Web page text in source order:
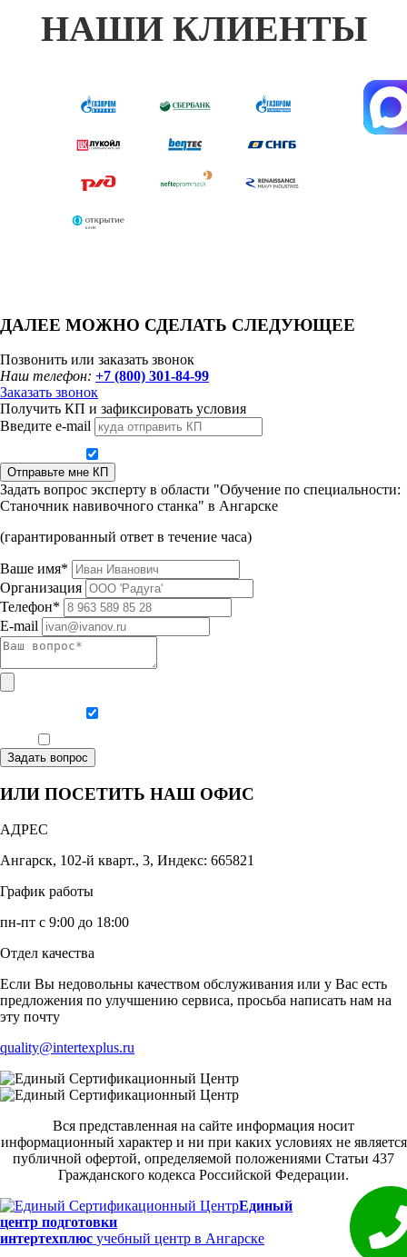
НАШИ КЛИЕНТЫ
ДАЛЕЕ МОЖНО СДЕЛАТЬ СЛЕДУЮЩЕЕ
Позвонить или заказать звонок
Наш телефон: +7 (800) 301-84-99
Заказать звонок
Получить КП и зафиксировать условия
Введите e-mail
Отправьте мне КП
Задать вопрос эксперту в области "Обучение по специальности:
Станочник навивочного станка" в Ангарске
(гарантированный ответ в течение часа)
Ваше имя*
Организация
Телефон*
E-mail
Задать вопрос
ИЛИ ПОСЕТИТЬ НАШ ОФИС
АДРЕС
Ангарск, 102-й кварт., 3, Индекс: 665821
График работы
пн-пт с 9:00 до 18:00
Отдел качества
Если Вы недовольны качеством обслуживания или у Вас есть
предложения по улучшению сервиса, просьба написать нам на
эту почту
quality@intertexplus.ru
Вся представленная на сайте информация носит
информационный характер и ни при каких условиях не является
публичной офертой, определяемой положениями Статьи 437
Гражданского кодекса Российской Федерации.
Единый
центр подготовки
интертехплюс учебный центр в Ангарске